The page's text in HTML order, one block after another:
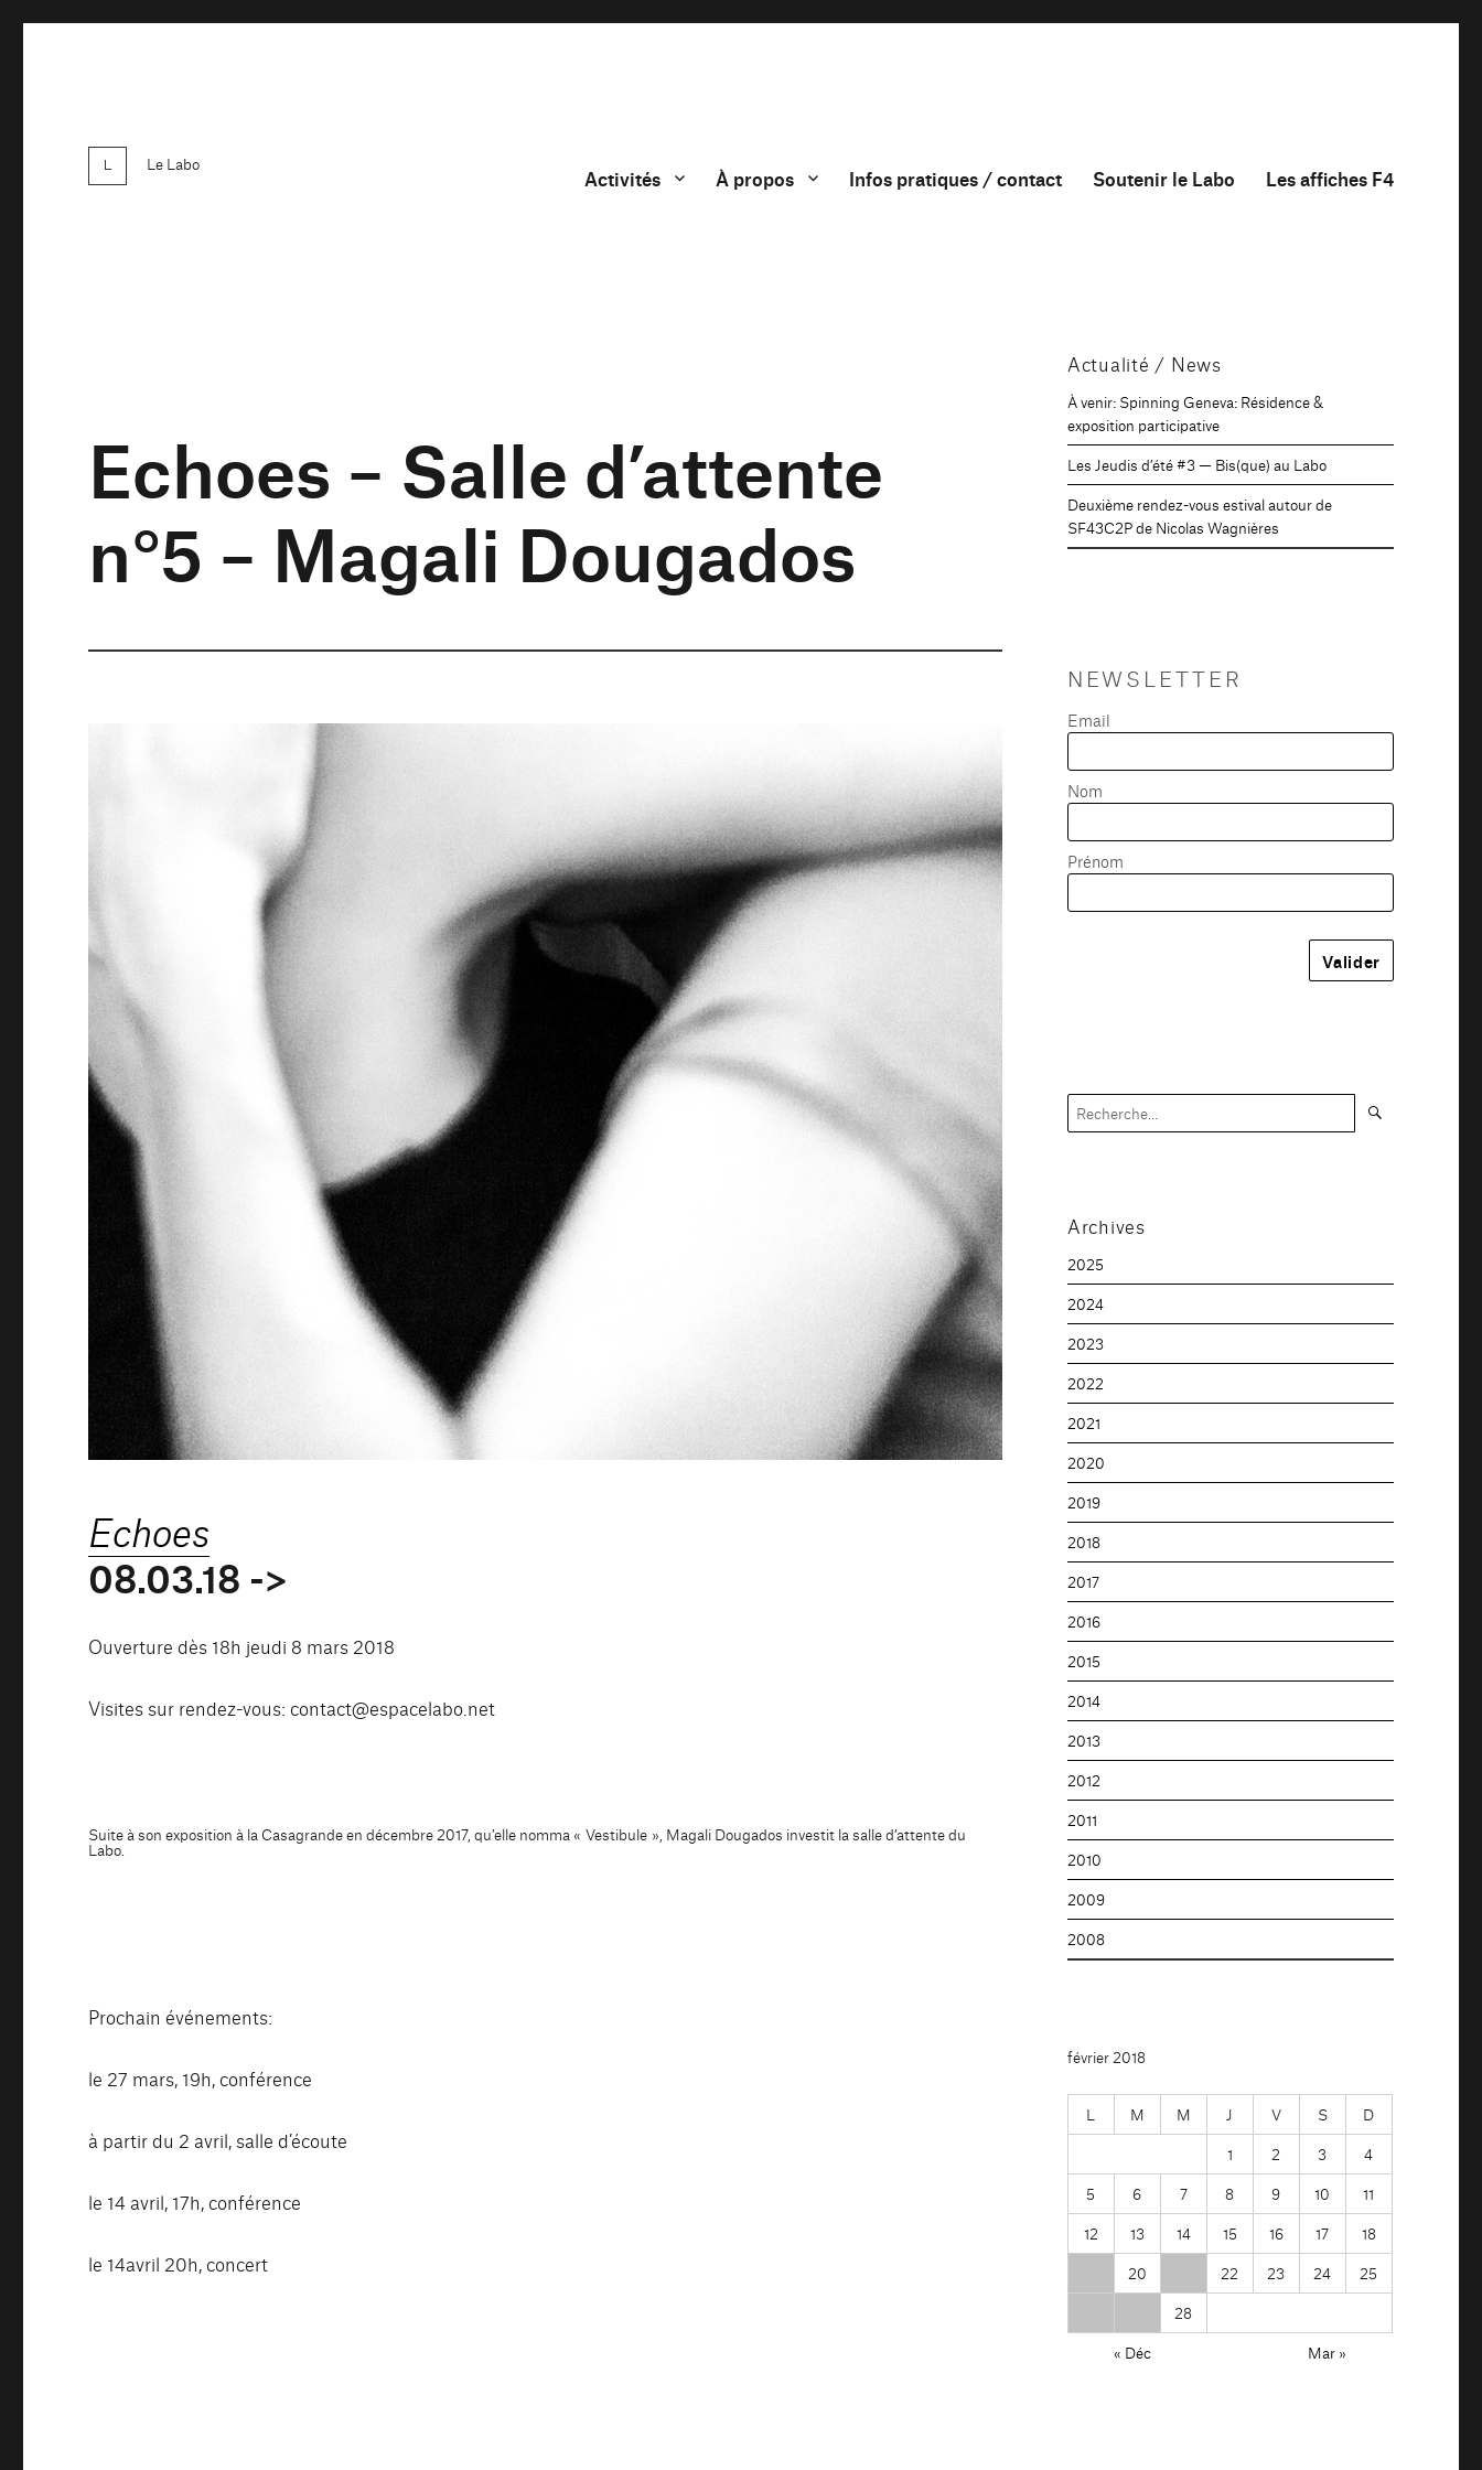
Le Labo
Activités À propos Infos pratiques / contact Soutenir le Labo Les affiches F4
Echoes – Salle d’attente
n°5 – Magali Dougados
Echoes
08.03.18 ->
Ouverture dès 18h jeudi 8 mars 2018
Visites sur rendez-vous: contact@espacelabo.net
Suite à son exposition à la Casagrande en décembre 2017, qu’elle nomma « Vestibule », Magali Dougados investit la salle d’attente du
Labo.
Prochain événements:
le 27 mars, 19h, conférence
à partir du 2 avril, salle d’écoute
le 14 avril, 17h, conférence
le 14avril 20h, concert
Actualité / News
À venir: Spinning Geneva: Résidence &
exposition participative
Les Jeudis d’été #3 — Bis(que) au Labo
Deuxième rendez-vous estival autour de
SF43C2P de Nicolas Wagnières
NEWSLETTER
Email
Nom
Prénom
Recherche
pour :
Archives
2025
2024
2023
2022
2021
2020
2019
2018
2017
2016
2015
2014
2013
2012
2011
2010
2009
2008
février 2018
L M M J V S
D
1
2 3
4
5
6 7 8 9 10
11
12
13 14 15 16 17
18
20 22 23 24
25
28
« Déc
Mar »